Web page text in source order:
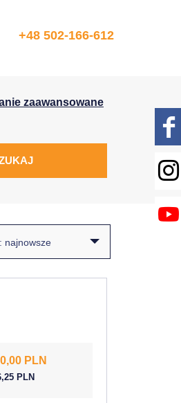
+48 502-166-612
zaawansowane
najnowsze
PLN
PLN